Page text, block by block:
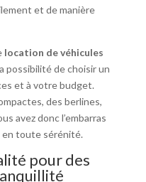
et de manière
location de véhicules
possibilité de choisir un
et à votre budget.
des berlines,
avez donc l’embarras
en toute sérénité.
pour des